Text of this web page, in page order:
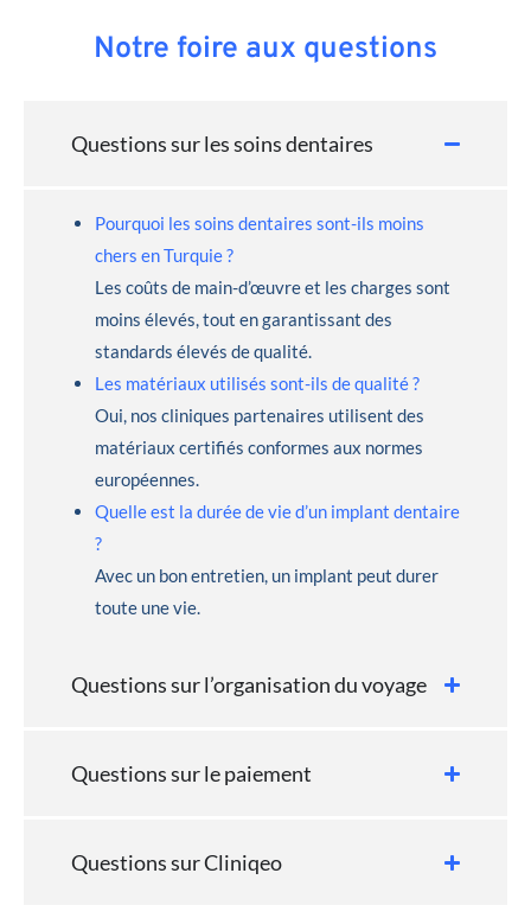
Notre foire aux questions
Questions sur les soins dentaires
Pourquoi les soins dentaires sont-ils moins
chers en Turquie ?
Les coûts de main-d’œuvre et les charges sont
moins élevés, tout en garantissant des
standards élevés de qualité.
Les matériaux utilisés sont-ils de qualité ?
Oui, nos cliniques partenaires utilisent des
matériaux certifiés conformes aux normes
européennes.
Quelle est la durée de vie d’un implant dentaire
?
Avec un bon entretien, un implant peut durer
toute une vie.
Questions sur l’organisation du voyage
Questions sur le paiement
Questions sur Cliniqeo